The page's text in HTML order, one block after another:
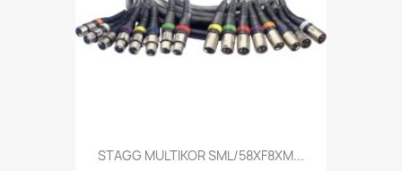
STAGG MULTIKOR SML/58XF8XM...